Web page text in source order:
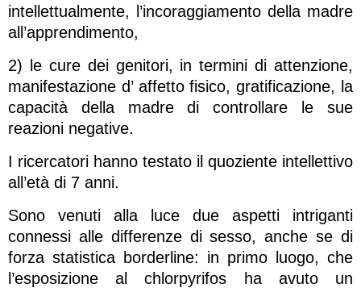
intellettualmente, l’incoraggiamento della madre
all’apprendimento,
2) le cure dei genitori, in termini di attenzione,
manifestazione d’ affetto fisico, gratificazione, la
capacità della madre di controllare le sue
reazioni negative.
I ricercatori hanno testato il quoziente intellettivo
all’età di 7 anni.
Sono venuti alla luce due aspetti intriganti
connessi alle differenze di sesso, anche se di
forza statistica borderline: in primo luogo, che
l’esposizione al chlorpyrifos ha avuto un